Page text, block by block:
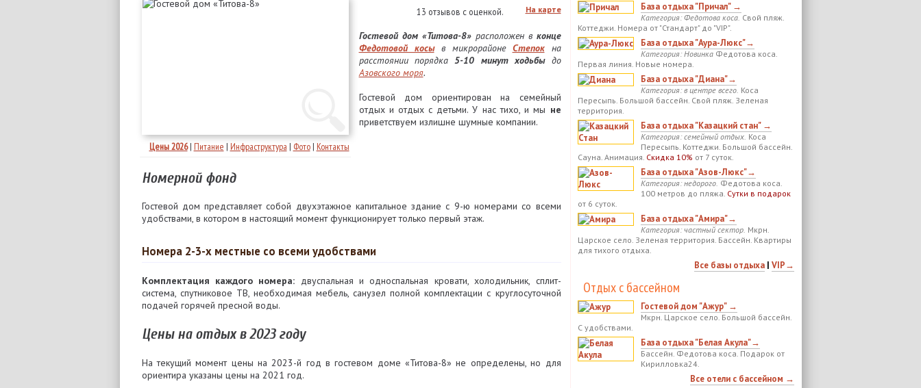
Цены 2026| Питание | Инфраструктура | Фото| Контакты
На карте
13 отзывов с оценкой.
Гостевой дом «Титова-8»расположен в конце
Федотовой косыв микрорайоне Степокна
расстоянии порядка5-10 минут ходьбыдо
Азовского моря.
Гостевой дом ориентирован на семейный
отдых и отдых с детьми. У нас тихо, и мы не
приветствуем излишне шумные компании.
Номерной фонд
Гостевой дом представляет собой двухэтажное капитальное здание с 9-ю номерами со всеми
удобствами, в котором в настоящий момент функционирует только первый этаж.
Номера 2-3-х местные со всеми удобствами
Комплектация каждого номера: двуспальная и односпальная кровати, холодильник, сплит-
система, спутниковое ТВ, необходимая мебель, санузел полной комплектации с круглосуточной
подачей горячей пресной воды.
Цены на отдых в 2023 году
На текущий момент цены на 2023-й год в гостевом доме «Титова-8» не определены, но для
ориентира указаны цены на 2021 год.
База отдыха "Причал" →
Категория: Федотова коса. Свой пляж.
Коттеджи. Номера от "Стандарт" до "VIP".
База отдыха "Аура-Люкс"→
Категория: НовинкаФедотова коса.
Первая линия. Новые номера.
База отдыха "Диана"→
Категория: в центре всего. Коса
Пересыпь. Большой бассейн. Свой пляж. Зеленая
территория.
База отдыха "Казацкий стан" →
Категория: семейный отдых. Коса
Пересыпь. Коттеджи. Большой бассейн.
Сауна. Анимация. Скидка 10% от 7 суток.
База отдыха "Азов-Люкс"→
Категория: недорого. Федотова коса.
100 метров до пляжа. Сутки в подарок
от 6 суток.
База отдыха "Амира"→
Категория: частный сектор. Мкрн.
Царское село. Зеленая территория. Бассейн. Квартиры
для тихого отдыха.
Все базы отдыха| VIP→
Отдых с бассейном
Гостевой дом "Ажур" →
Мкрн. Царское село. Большой бассейн.
С удобствами.
База отдыха "Белая Акула"→
Бассейн. Федотова коса. Подарок от
Кирилловка24.
Все отели с бассейном →